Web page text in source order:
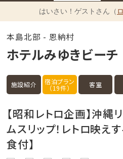
はいさい！ ゲストさん（
本島北部 - 恩納村
ホテルみゆきビーチ
施設紹介 宿泊プラン
（19件） 客室
【昭和レトロ企画】沖縄
ムスリップ！レトロ映え
食付】